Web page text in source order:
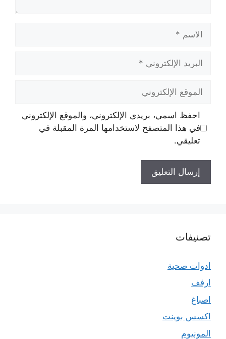
الاسم
البريد
الإلكتروني
الموقع
الإلكتروني
احفظ اسمي، بريدي الإلكتروني، والموقع الإلكتروني
في هذا المتصفح لاستخدامها المرة المقبلة في
تعليقي.
تصنيفات
ادوات صحية
ارفف
اصباغ
اكسس بوينت
المونيوم